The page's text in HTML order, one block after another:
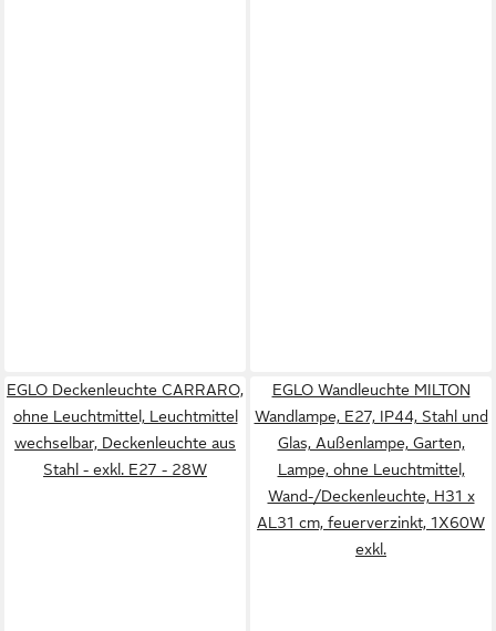
EGLO Deckenleuchte CARRARO,
ohne Leuchtmittel, Leuchtmittel
wechselbar, Deckenleuchte aus
Stahl - exkl. E27 - 28W
EGLO Wandleuchte MILTON
Wandlampe, E27, IP44, Stahl und
Glas, Außenlampe, Garten,
Lampe, ohne Leuchtmittel,
Wand-/Deckenleuchte, H31 x
AL31 cm, feuerverzinkt, 1X60W
exkl.